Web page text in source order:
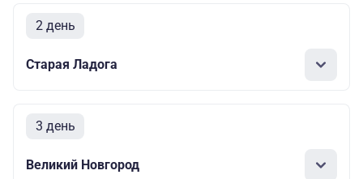
2 день
Старая Ладога
3 день
Великий Новгород